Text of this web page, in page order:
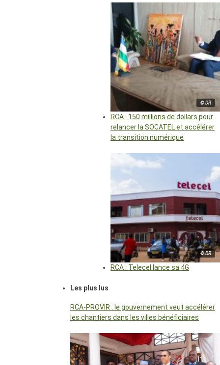
© DR
RCA : 150 millions de dollars pour
relancer la SOCATEL et accélérer
la transition numérique
© DR
RCA : Telecel lance sa 4G
Les plus lus
RCA-PROVIR : le gouvernement veut accélérer
les chantiers dans les villes bénéficiaires